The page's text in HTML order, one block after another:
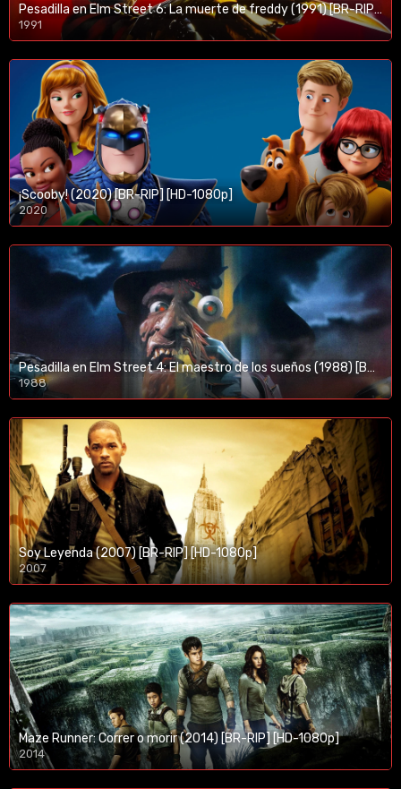
Pesadilla en Elm Street 6: La muerte de freddy (1991) [BR-RIP] [HD-1080p]
1991
¡Scooby! (2020) [BR-RIP] [HD-1080p]
2020
1080p/720p
Pesadilla en Elm Street 4: El maestro de los sueños (1988) [BR-RIP] [HD-1080p]
1988
Soy Leyenda (2007) [BR-RIP] [HD-1080p]
2007
1080p/720p
Maze Runner: Correr o morir (2014) [BR-RIP] [HD-1080p]
2014
1080p/720p